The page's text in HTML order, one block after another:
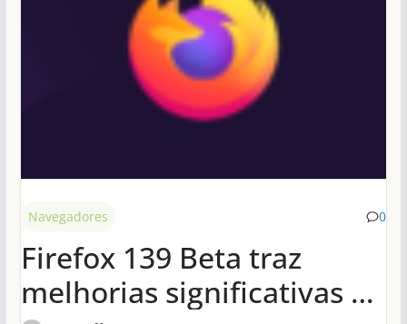
Navegadores 0
Firefox 139 Beta traz
melhorias significativas de